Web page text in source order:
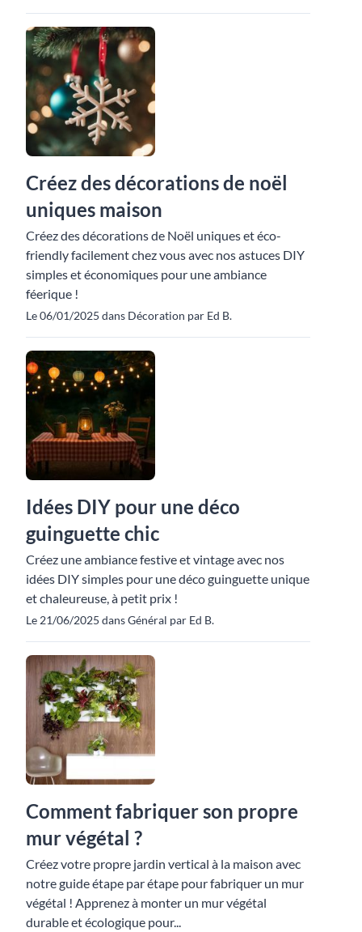
Créez des décorations de noël
uniques maison
Créez des décorations de Noël uniques et éco-
friendly facilement chez vous avec nos astuces DIY
simples et économiques pour une ambiance
féerique !
Le 06/01/2025 dans Décoration par Ed B.
Idées DIY pour une déco
guinguette chic
Créez une ambiance festive et vintage avec nos
idées DIY simples pour une déco guinguette unique
et chaleureuse, à petit prix !
Le 21/06/2025 dans Général par Ed B.
Comment fabriquer son propre
mur végétal ?
Créez votre propre jardin vertical à la maison avec
notre guide étape par étape pour fabriquer un mur
végétal ! Apprenez à monter un mur végétal
durable et écologique pour...